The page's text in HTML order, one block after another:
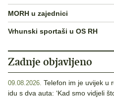
MORH u zajednici
Vrhunski sportaši u OS RH
Zadnje objavljeno
09.08.2026. Telefon im je uvijek u
idu s dva auta: ‘Kad smo vidjeli